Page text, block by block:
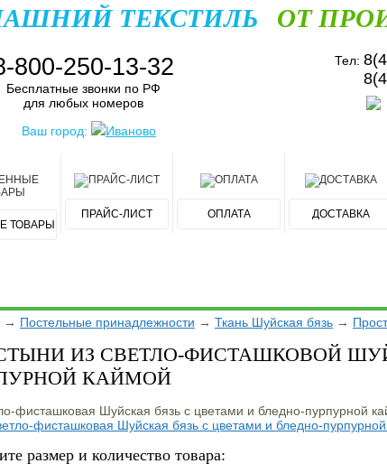
ТЕКСТИЛЬ ОТ
800-250-13-32
Бесплатные звонки по РФ
для любых номеров
Тел:
Ваш город: Иваново
ТОВАРЫ
ПРАЙС-ЛИСТ ОПЛАТА ДОСТАВКА
→ Постельные принадлежности → Ткань Шуйская бязь →
ИЗ СВЕТЛО-ФИСТАШКОВОЙ
КАЙМОЙ
размер и количество товара: